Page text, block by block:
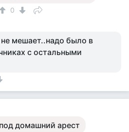
0
мешает..надо было в
с остальными
домашний арест